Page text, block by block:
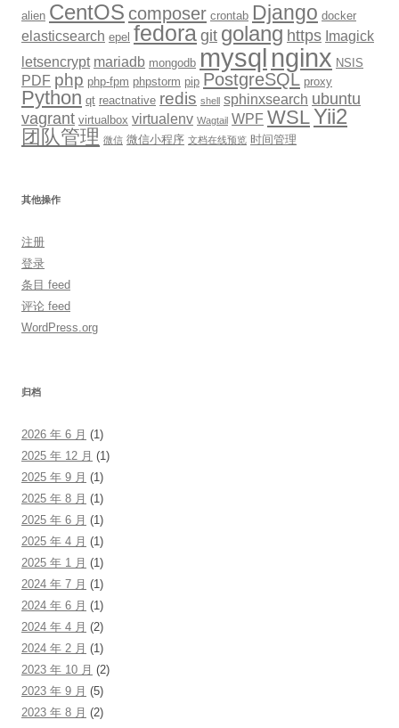
alien CentOS composer crontab Django docker
elasticsearch epel fedora git golang https Imagick
letsencrypt mariadb mongodb mysql nginx NSIS
PDF php php-fpm phpstorm pip PostgreSQL proxy
Python qt reactnative redis shell sphinxsearch ubuntu
vagrant virtualbox virtualenv Wagtail WPF WSLYii2
团队管理 微信 微信小程序 文档在线预览 时间管理
其他操作
注册
登录
条目 feed
评论 feed
WordPress.org
归档
2026 年 6 月 (1)
2025 年 12 月 (1)
2025 年 9 月 (1)
2025 年 8 月 (1)
2025 年 6 月 (1)
2025 年 4 月 (1)
2025 年 1 月 (1)
2024 年 7 月 (1)
2024 年 6 月 (1)
2024 年 4 月 (2)
2024 年 2 月 (1)
2023 年 10 月 (2)
2023 年 9 月 (5)
2023 年 8 月 (2)